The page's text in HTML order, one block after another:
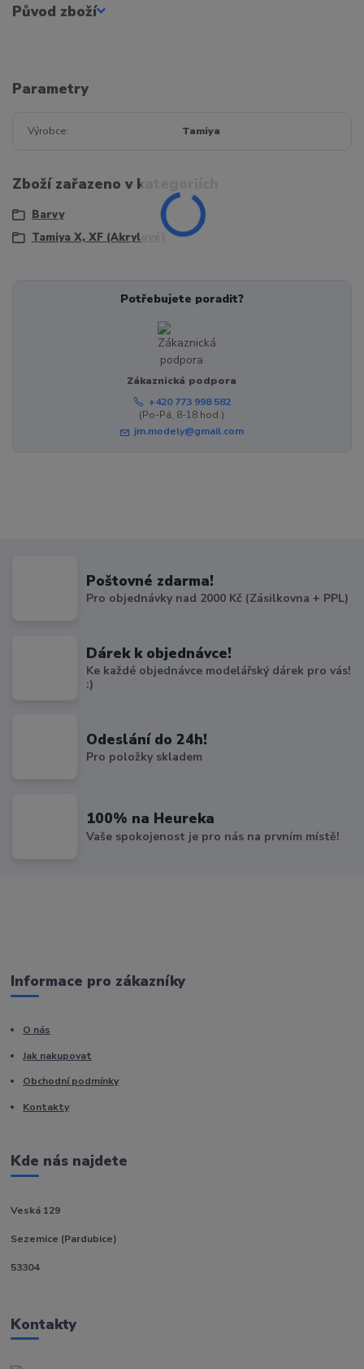
Původ zboží
Parametry
Výrobce Tamiya
Zboží zařazeno v kategoriích
Barvy
Tamiya X, XF (Akrylové)
Potřebujete poradit?
Zákaznická podpora
+420 773 998 582
(Po-Pá, 8-18 hod.)
jm.modely@gmail.com
Poštovné zdarma!
Pro objednávky nad 2000 Kč (Zásilkovna + PPL)
Dárek k objednávce!
Ke každé objednávce modelářský dárek pro vás!
:)
Odeslání do 24h!
Pro položky skladem
100% na Heureka
Vaše spokojenost je pro nás na prvním místě!
Informace pro zákazníky
O nás
Jak nakupovat
Obchodní podmínky
Kontakty
Kde nás najdete
Veská 129
Sezemice (Pardubice)
53304
Kontakty